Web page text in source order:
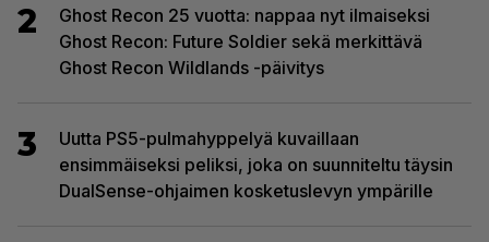
2
Ghost Recon 25 vuotta: nappaa nyt ilmaiseksi
Ghost Recon: Future Soldier sekä merkittävä
Ghost Recon Wildlands -päivitys
3
Uutta PS5-pulmahyppelyä kuvaillaan
ensimmäiseksi peliksi, joka on suunniteltu täysin
DualSense-ohjaimen kosketuslevyn ympärille